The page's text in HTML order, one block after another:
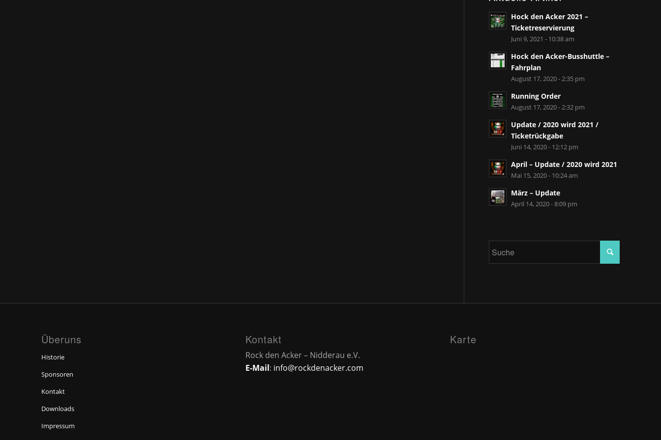
Hock den Acker 2021 –
Ticketreservierung
Juni 9, 2021 - 10:38 am
Hock den Acker-Busshuttle –
Fahrplan
August 17, 2020 - 2:35 pm
Running Order
August 17, 2020 - 2:32 pm
Update / 2020 wird 2021 /
Ticketrückgabe
Juni 14, 2020 - 12:12 pm
April – Update / 2020 wird 2021
Mai 15, 2020 - 10:24 am
März – Update
April 14, 2020 - 8:09 pm
Überuns
Historie
Sponsoren
Kontakt
Downloads
Impressum
Kontakt
Rock den Acker – Nidderau e.V.
E-Mail: info@rockdenacker.com
Karte